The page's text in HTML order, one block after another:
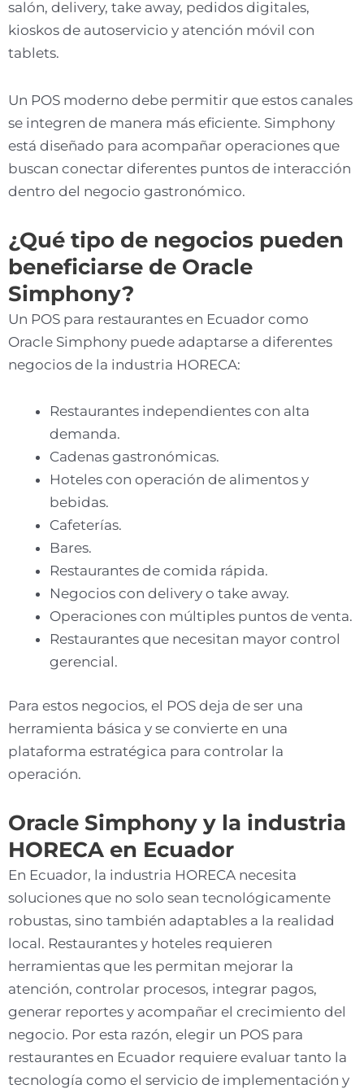
salón, delivery, take away, pedidos digitales,
kioskos de autoservicio y atención móvil con
tablets.
Un POS moderno debe permitir que estos canales
se integren de manera más eficiente. Simphony
está diseñado para acompañar operaciones que
buscan conectar diferentes puntos de interacción
dentro del negocio gastronómico.
¿Qué tipo de negocios pueden
beneficiarse de Oracle
Simphony?
Un POS para restaurantes en Ecuador como
Oracle Simphony puede adaptarse a diferentes
negocios de la industria HORECA:
Restaurantes independientes con alta
demanda.
Cadenas gastronómicas.
Hoteles con operación de alimentos y
bebidas.
Cafeterías.
Bares.
Restaurantes de comida rápida.
Negocios con delivery o take away.
Operaciones con múltiples puntos de venta.
Restaurantes que necesitan mayor control
gerencial.
Para estos negocios, el POS deja de ser una
herramienta básica y se convierte en una
plataforma estratégica para controlar la
operación.
Oracle Simphony y la industria
HORECA en Ecuador
En Ecuador, la industria HORECA necesita
soluciones que no solo sean tecnológicamente
robustas, sino también adaptables a la realidad
local. Restaurantes y hoteles requieren
herramientas que les permitan mejorar la
atención, controlar procesos, integrar pagos,
generar reportes y acompañar el crecimiento del
negocio. Por esta razón, elegir un POS para
restaurantes en Ecuador requiere evaluar tanto la
tecnología como el servicio de implementación y